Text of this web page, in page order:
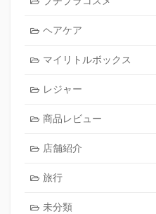
ヘアケア
マイリトルボックス
レジャー
商品レビュー
店舗紹介
旅行
未分類